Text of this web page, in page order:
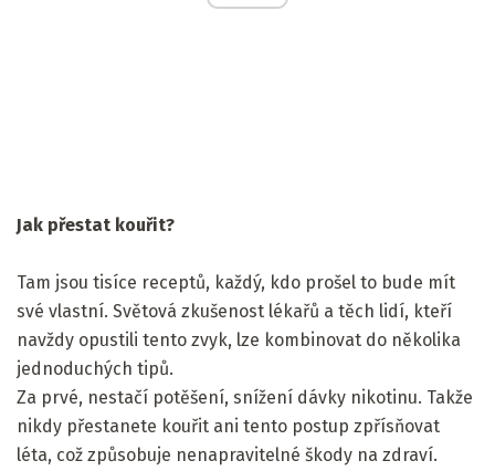
Jak přestat kouřit?
Tam jsou tisíce receptů, každý, kdo prošel to bude mít
své vlastní. Světová zkušenost lékařů a těch lidí, kteří
navždy opustili tento zvyk, lze kombinovat do několika
jednoduchých tipů.
Za prvé, nestačí potěšení, snížení dávky nikotinu. Takže
nikdy přestanete kouřit ani tento postup zpřísňovat
léta, což způsobuje nenapravitelné škody na zdraví.